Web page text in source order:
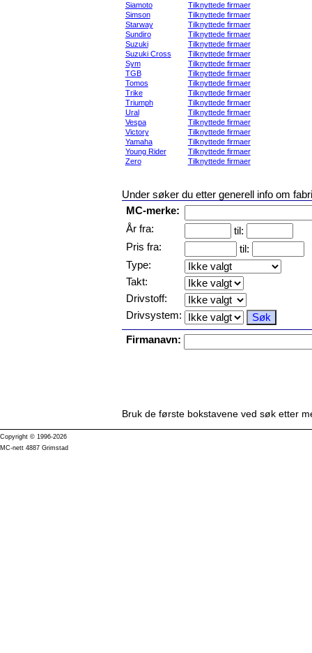
Siamoto
Tilknyttede firmaer
Simson
Tilknyttede firmaer
Starway
Tilknyttede firmaer
Sundiro
Tilknyttede firmaer
Suzuki
Tilknyttede firmaer
Suzuki Cross
Tilknyttede firmaer
Sym
Tilknyttede firmaer
TGB
Tilknyttede firmaer
Tomos
Tilknyttede firmaer
Trike
Tilknyttede firmaer
Triumph
Tilknyttede firmaer
Ural
Tilknyttede firmaer
Vespa
Tilknyttede firmaer
Victory
Tilknyttede firmaer
Yamaha
Tilknyttede firmaer
Young Rider
Tilknyttede firmaer
Zero
Tilknyttede firmaer
Under søker du etter generell info om
MC-merke:
År fra:
til:
Pris fra:
til:
Type:
Takt:
Drivstoff:
Drivsystem:
Firmanavn:
Bruk de første bokstavene ved søk etter
Copyright © 1996-2026
MC-nett 4887 Grimstad